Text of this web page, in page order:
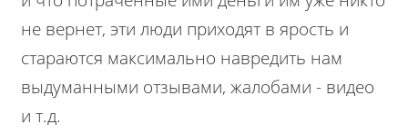
не вернет, эти люди приходят в ярость и
стараются максимально навредить нам
выдуманными отзывами, жалобами - видео
и т.д.